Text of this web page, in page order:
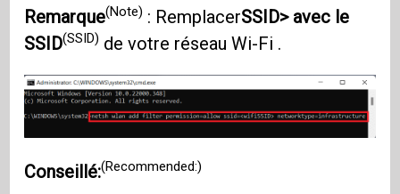
Remarque(Note) : RemplacerSSID> avec le
SSID(SSID) de votre réseau Wi-Fi .
Conseillé:(Recommended:)